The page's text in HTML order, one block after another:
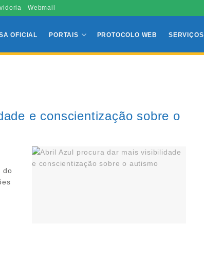
Webmail
OFICIAL PORTAIS PROTOCOLO WEB SERVIÇOS
e conscientização sobre o
do